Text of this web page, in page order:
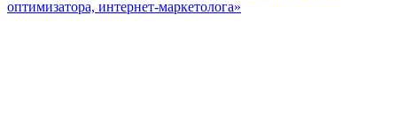
оптимизатора, интернет-маркетолога»